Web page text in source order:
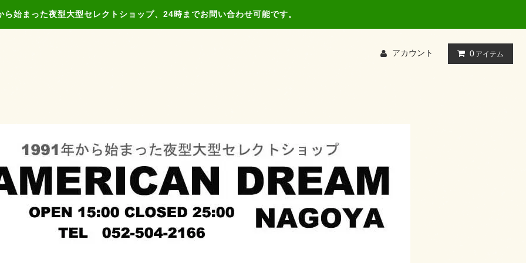
ら始まった夜型大型セレクトショップ、24時までお問い合わせ可能です。
アカウント 0 アイテム